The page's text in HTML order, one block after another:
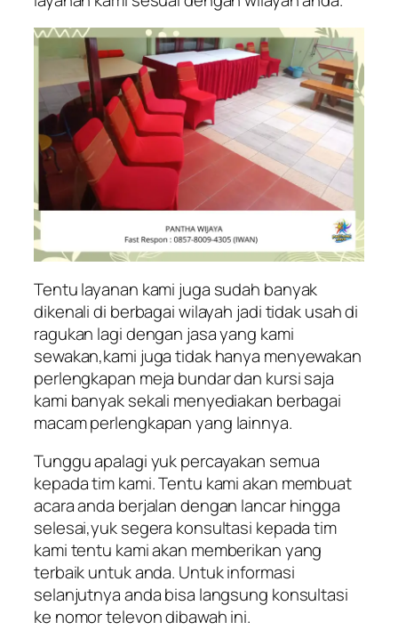
Tentu layanan kami juga sudah banyak
dikenali di berbagai wilayah jadi tidak usah di
ragukan lagi dengan jasa yang kami
sewakan,kami juga tidak hanya menyewakan
perlengkapan meja bundar dan kursi saja
kami banyak sekali menyediakan berbagai
macam perlengkapan yang lainnya.
Tunggu apalagi yuk percayakan semua
kepada tim kami. Tentu kami akan membuat
acara anda berjalan dengan lancar hingga
selesai,yuk segera konsultasi kepada tim
kami tentu kami akan memberikan yang
terbaik untuk anda. Untuk informasi
selanjutnya anda bisa langsung konsultasi
ke nomor televon dibawah ini.